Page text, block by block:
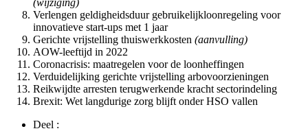
(wijziging)
Verlengen geldigheidsduur gebruikelijkloonregeling voor
innovatieve start-ups met 1 jaar
Gerichte vrijstelling thuiswerkkosten (aanvulling)
AOW-leeftijd in 2022
Coronacrisis: maatregelen voor de loonheffingen
Verduidelijking gerichte vrijstelling arbovoorzieningen
Reikwijdte arresten terugwerkende kracht sectorindeling
Brexit: Wet langdurige zorg blijft onder HSO vallen
Deel :